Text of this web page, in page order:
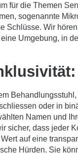
für die Themen
sogenannte
Schlüsse. Wir
Umgebung, in
oder in
Namen und
sicher, dass jeder
auf eine
Hürden. Sie